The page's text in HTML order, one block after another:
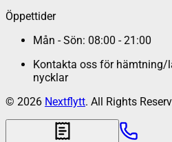
Öppettider
Mån - Sön: 08:00 - 21:00
Kontakta oss för
nycklar
© 2026 Nextflytt. All Rights